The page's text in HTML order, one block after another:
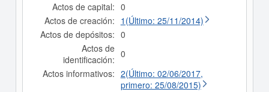
Actos de capital: 0
Actos de creación: 1(Último: 25/11/2014)
Actos de depósitos: 0
Actos de
identificación: 0
Actos informativos: 2(Último: 02/06/2017,
primero: 25/08/2015)